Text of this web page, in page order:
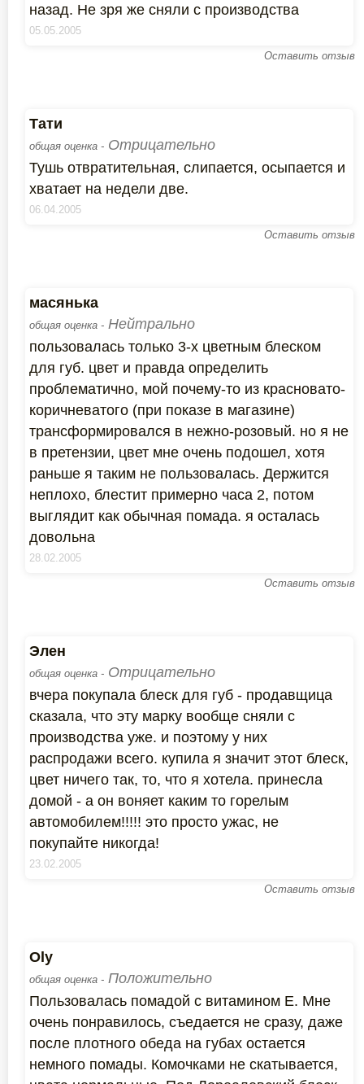
назад. Не зря же сняли с производства
05.05.2005
Оставить отзыв
Тати
общая оценка - Отрицательно
Тушь отвратительная, слипается, осыпается и
хватает на недели две.
06.04.2005
Оставить отзыв
масянька
общая оценка - Нейтрально
пользовалась только 3-х цветным блеском
для губ. цвет и правда определить
проблематично, мой почему-то из красновато-
коричневатого (при показе в магазине)
трансформировался в нежно-розовый. но я не
в претензии, цвет мне очень подошел, хотя
раньше я таким не пользовалась. Держится
неплохо, блестит примерно часа 2, потом
выглядит как обычная помада. я осталась
довольна
28.02.2005
Оставить отзыв
Элен
общая оценка - Отрицательно
вчера покупала блеск для губ - продавщица
сказала, что эту марку вообще сняли с
производства уже. и поэтому у них
распродажи всего. купила я значит этот блеск,
цвет ничего так, то, что я хотела. принесла
домой - а он воняет каким то горелым
автомобилем!!!!! это просто ужас, не
покупайте никогда!
23.02.2005
Оставить отзыв
Oly
общая оценка - Положительно
Пользовалась помадой с витамином Е. Мне
очень понравилось, съедается не сразу, даже
после плотного обеда на губах остается
немного помады. Комочками не скатывается,